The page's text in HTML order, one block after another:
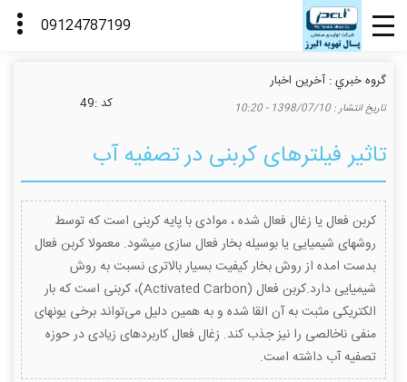
گروه خبري :آخرین اخبار
تاريخ انتشار :1398/07/10 - 10:20 كد :49
تاثیر فیلترهای کربنی در تصفیه آب
کربن فعال یا زغال فعال شده ، موادی با پایه کربنی است که توسط
روشهای شیمیایی یا بوسیله بخار فعال سازی میشود. معمولا کربن فعال
بدست امده از روش بخار کیفیت بسیار بالاتری نسبت به روش
شیمیایی دارد.کربن فعال (Activated Carbon)، کربنی است که بار
الکتریکی مثبت به آن القا شده و به همین دلیل می‌تواند برخی یونهای
منفی ناخالصی را نیز جذب کند. زغال فعال کاربردهای زیادی در حوزه
تصفیه آب داشته است.